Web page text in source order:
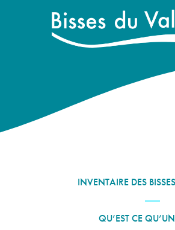
INVENTAIRE DES
QU’EST CE